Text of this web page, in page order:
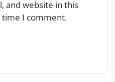
and website in this
I comment.